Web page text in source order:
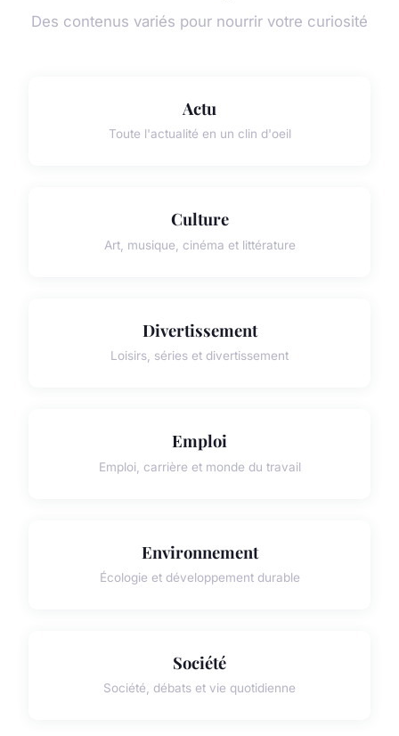
Des contenus variés pour nourrir votre curiosité
Actu
Toute l'actualité en un clin d'oeil
Culture
Art, musique, cinéma et littérature
Divertissement
Loisirs, séries et divertissement
Emploi
Emploi, carrière et monde du travail
Environnement
Écologie et développement durable
Société
Société, débats et vie quotidienne